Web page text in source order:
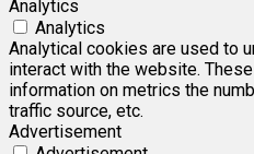
Analytics
Analytics
Analytical cookies are used to
interact with the website.
information on metrics the
traffic source, etc.
Advertisement